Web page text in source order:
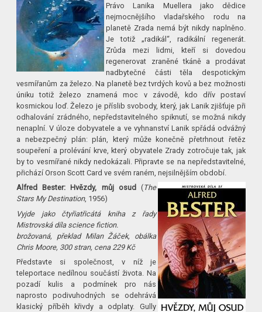
Právo Lanika Muellera jako dědice
nejmocnějšího vladařského rodu na
planetě Zrada nemá být nikdy naplněno.
Je totiž „radikál“, radikální regenerát.
Zrůda mezi lidmi, kteří si dovedou
regenerovat zraněné tkáně a prodávat
nadbytečné části těla despotickým
vesmířanům za železo. Na planetě bez tvrdých kovů a bez možnosti
úniku totiž železo znamená moc v závodě, kdo dřív postaví
kosmickou loď. Železo je příslib svobody, který, jak Lanik zjišťuje při
odhalování zrádného, nepředstavitelného spiknutí, se možná nikdy
nenaplní. V úloze dobyvatele a ve vyhnanství Lanik spřádá odvážný
a nebezpečný plán: plán, který může konečně přetrhnout řetěz
soupeření a prolévání krve, který obyvatele Zrady zotročuje tak, jak
by to vesmířané nikdy nedokázali. Připravte se na nepředstavitelné,
přichází Orson Scott Card ve svém raném, nejsilnějším období.
Alfred Bester: Hvězdy, můj osud(The
Stars My Destination, 1956)
Vyjde jako čtyřiatřicátá kniha z řady
Mistrovská díla science fiction.
brožovaná, překlad Milan Žáček, obálka
Chris Moore, 300 stran, cena 229 Kč
Představte si společnost, v níž je
teleportace nedílnou součástí života. Na
pozadí kulis a podmínek pro nás
naprosto podivuhodných se odehrává
klasický příběh křivdy a odplaty. Gully